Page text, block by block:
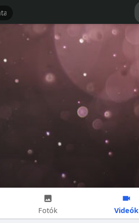
Fotók Videók